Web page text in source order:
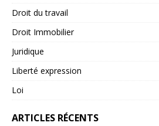
Droit du travail
Droit Immobilier
Juridique
Liberté expression
Loi
ARTICLES RÉCENTS